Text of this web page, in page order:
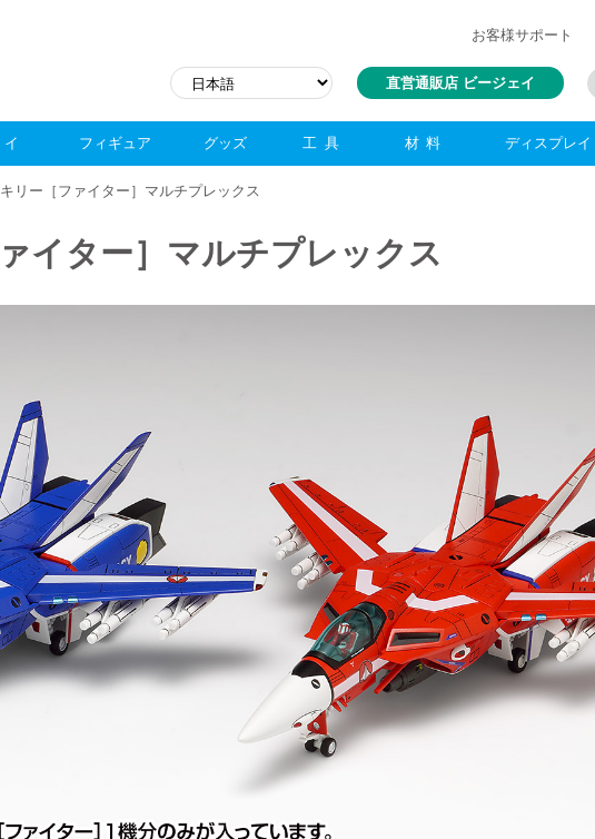
お客様サポート
直営通販店 ビージェイ
フィギュア グッズ 工具 材料 ディスプレイ
リー［ファイター］マルチプレックス
イター］マルチプレックス